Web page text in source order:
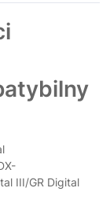
III/GR Digital